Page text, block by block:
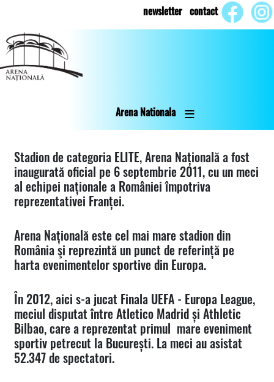
main
content
newsletter contact
Arena Nationala
Stadion de categoria ELITE, Arena Națională a fost
inaugurată oficial pe 6 septembrie 2011, cu un meci
al echipei naționale a României împotriva
reprezentativei Franței.
Arena Națională este cel mai mare stadion din
România şi reprezintă un punct de referință pe
harta evenimentelor sportive din Europa.
În 2012, aici s-a jucat Finala UEFA - Europa League,
meciul disputat între Atletico Madrid și Athletic
Bilbao, care a reprezentat primul mare eveniment
sportiv petrecut la București. La meci au asistat
52.347 de spectatori.